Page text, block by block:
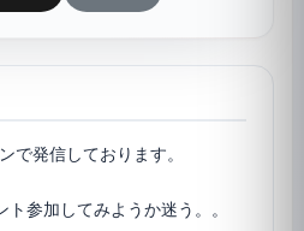
で発信しております。
参加してみようか迷う。。